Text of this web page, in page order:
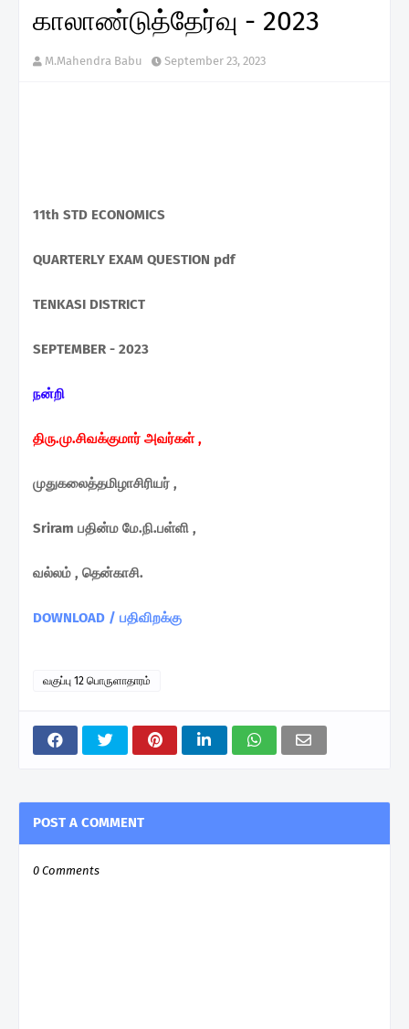
காலாண்டுத்தேர்வு - 2023
M.Mahendra Babu September 23, 2023
11th STD ECONOMICS
QUARTERLY EXAM QUESTION pdf
TENKASI DISTRICT
SEPTEMBER - 2023
நன்றி
திரு.மு.சிவக்குமார் அவர்கள் ,
முதுகலைத்தமிழாசிரியர் ,
Sriram பதின்ம மே.நி.பள்ளி ,
வல்லம் , தென்காசி.
DOWNLOAD / பதிவிறக்கு
வகுப்பு 12 பொருளாதாரம்
POST A COMMENT
0 Comments